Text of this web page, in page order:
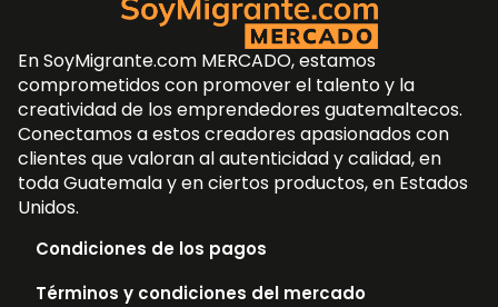
En SoyMigrante.com MERCADO, estamos
comprometidos con promover el talento y la
creatividad de los emprendedores guatemaltecos.
Conectamos a estos creadores apasionados con
clientes que valoran al autenticidad y calidad, en
toda Guatemala y en ciertos productos, en Estados
Unidos.
Condiciones de los pagos
Términos y condiciones del mercado